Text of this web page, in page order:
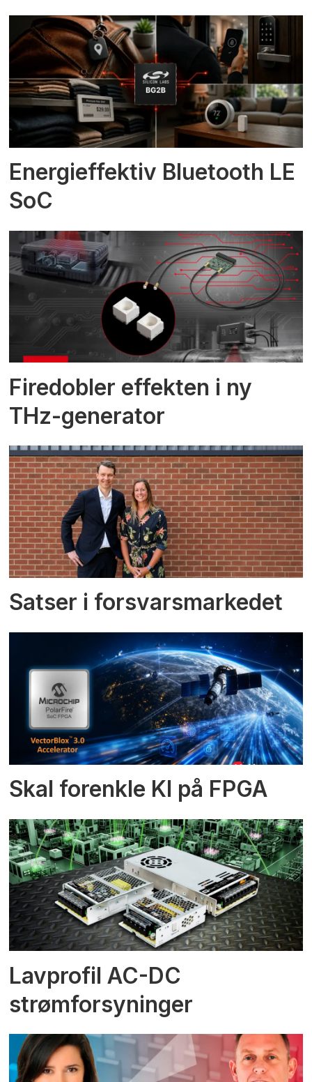
Energieffektiv Bluetooth LE
SoC
Firedobler effekten i ny
THz-generator
Satser i forsvarsmarkedet
Skal forenkle KI på FPGA
Lavprofil AC-DC
strømforsyninger